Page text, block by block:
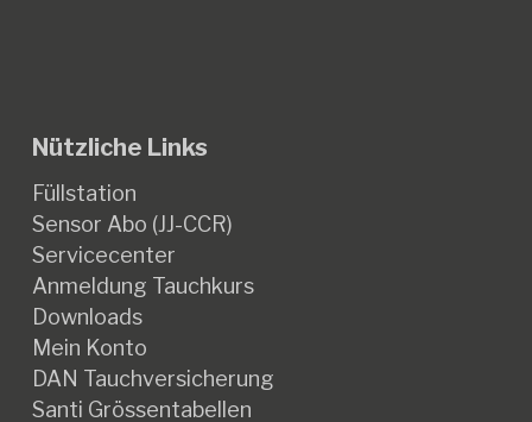
Nützliche Links
Füllstation
Sensor Abo (JJ-CCR)
Servicecenter
Anmeldung Tauchkurs
Downloads
Mein Konto
DAN Tauchversicherung
Santi Grössentabellen